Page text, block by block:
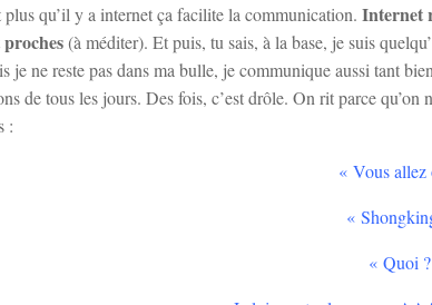
plus qu’il y a internet ça facilite la communication.Internet
(à méditer). Et puis, tu sais, à la base, je suis
je ne reste pas dans ma bulle, je communique aussi tant
de tous les jours. Des fois, c’est drôle. On rit parce
:
« Vous allez
«
« Quoi